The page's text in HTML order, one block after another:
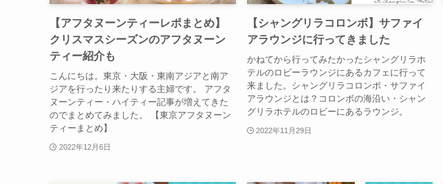
【アフタヌーンティーレポまとめ】
クリスマスシーズンのアフタヌーン
ティー紹介も
こんにちは。東京・大阪・東南アジアと南ア
ジアを行ったり来たりする主婦です。 アフタ
ヌーンティー・ハイティー記事が増えてきた
のでまとめてみました。 【東京アフタヌーン
ティーまとめ】
2022年12月6日
【シャングリラコロンボ】サファイ
アラウンジに行ってきました
かねてから行ってみたかったシャングリラホ
テルのロビーラウンジにあるカフェに行って
来ました。シャングリラコロンボ・サファイ
アラウンジとは？コロンボの海沿い・シャン
グリラホテルのロビーにあるラウンジ。
2022年11月29日